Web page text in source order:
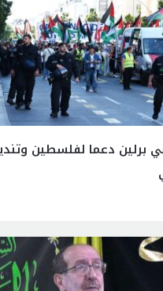
برلين دعما لفلسطين